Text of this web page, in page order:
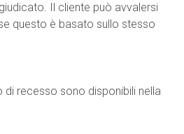
Il cliente può avvalersi
questo è basato sullo stesso
di recesso sono disponibili nella